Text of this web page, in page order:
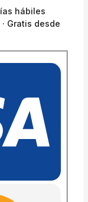
hábiles
Gratis desde